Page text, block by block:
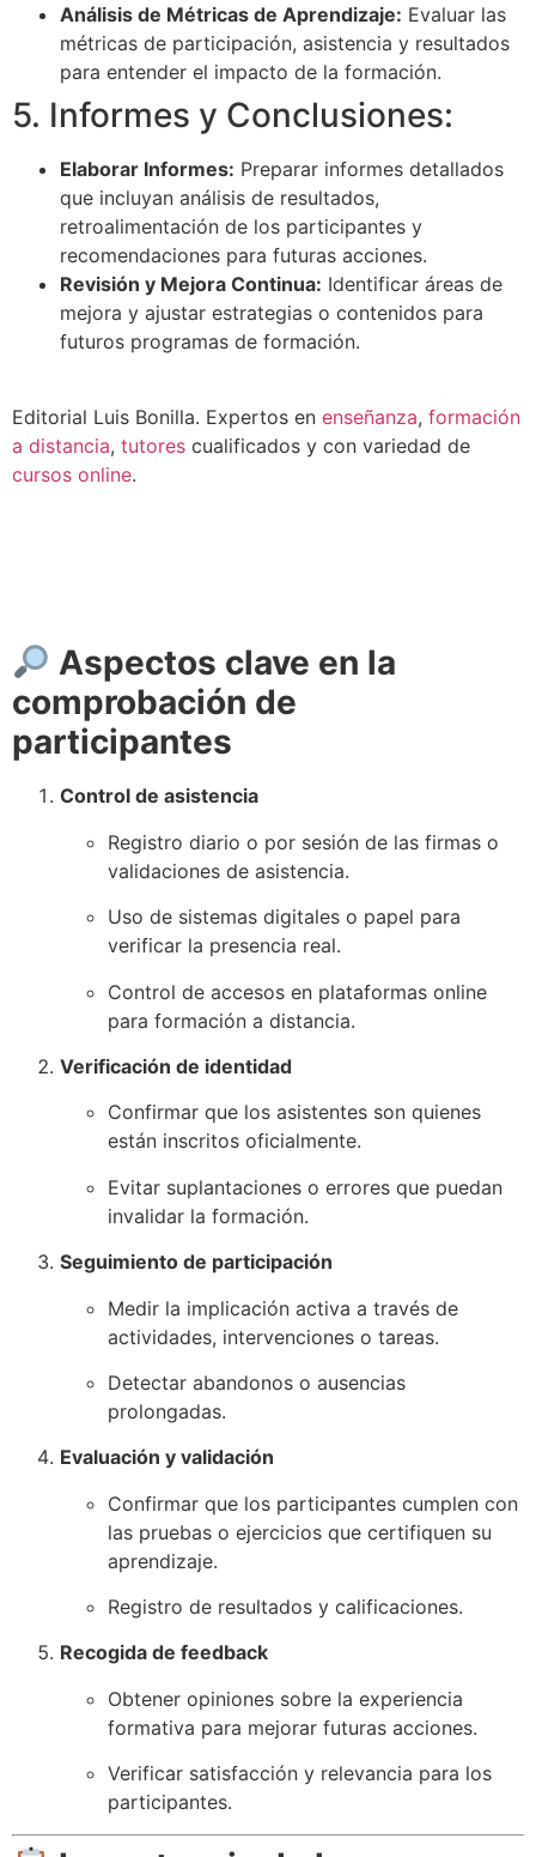
Análisis de Métricas de Aprendizaje: Evaluar las
métricas de participación, asistencia y resultados
para entender el impacto de la formación.
5. Informes y Conclusiones:
Elaborar Informes: Preparar informes detallados
que incluyan análisis de resultados,
retroalimentación de los participantes y
recomendaciones para futuras acciones.
Revisión y Mejora Continua: Identificar áreas de
mejora y ajustar estrategias o contenidos para
futuros programas de formación.
Editorial Luis Bonilla. Expertos en enseñanza, formación
a distancia, tutores cualificados y con variedad de
cursos online.
Aspectos clave en la
comprobación de
participantes
Control de asistencia
Registro diario o por sesión de las firmas o
validaciones de asistencia.
Uso de sistemas digitales o papel para
verificar la presencia real.
Control de accesos en plataformas online
para formación a distancia.
Verificación de identidad
Confirmar que los asistentes son quienes
están inscritos oficialmente.
Evitar suplantaciones o errores que puedan
invalidar la formación.
Seguimiento de participación
Medir la implicación activa a través de
actividades, intervenciones o tareas.
Detectar abandonos o ausencias
prolongadas.
Evaluación y validación
Confirmar que los participantes cumplen con
las pruebas o ejercicios que certifiquen su
aprendizaje.
Registro de resultados y calificaciones.
Recogida de feedback
Obtener opiniones sobre la experiencia
formativa para mejorar futuras acciones.
Verificar satisfacción y relevancia para los
participantes.